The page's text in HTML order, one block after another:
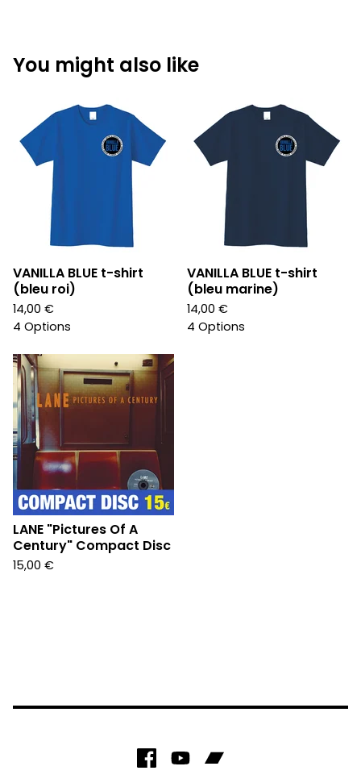
You might also like
VANILLA BLUE t-shirt
(bleu roi)
14,00 €
4 Options
VANILLA BLUE t-shirt
(bleu marine)
14,00 €
4 Options
LANE "Pictures Of A
Century" Compact Disc
15,00 €